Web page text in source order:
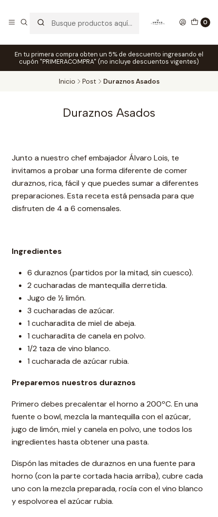
0
En tu primera compra obten un 5% de descuento ingresando el
cupón "PRIMERACOMPRA" (no incluye descuentos vigentes)
Inicio Post Duraznos Asados
Duraznos Asados
Junto a nuestro chef embajador Álvaro Lois, te
invitamos a probar una forma diferente de comer
duraznos, rica, fácil y que puedes sumar a diferentes
preparaciones. Esta receta está pensada para que
disfruten de 4 a 6 comensales.
Ingredientes
6 duraznos (partidos por la mitad, sin cuesco).
2 cucharadas de mantequilla derretida.
Jugo de ½ limón.
3 cucharadas de azúcar.
1 cucharadita de miel de abeja.
1 cucharadita de canela en polvo.
1/2 taza de vino blanco.
1 cucharada de azúcar rubia.
Preparemos nuestros duraznos
Primero debes precalentar el horno a 200ºC. En una
fuente o bowl, mezcla la mantequilla con el azúcar,
jugo de limón, miel y canela en polvo, une todos los
ingredientes hasta obtener una pasta.
Dispón las mitades de duraznos en una fuente para
horno (con la parte cortada hacia arriba), cubre cada
uno con la mezcla preparada, rocía con el vino blanco
y espolvorea el azúcar rubia.